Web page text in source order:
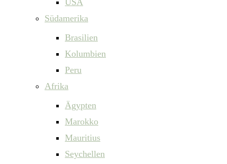
Südamerika
Brasilien
Kolumbien
Peru
Afrika
Ägypten
Marokko
Mauritius
Seychellen